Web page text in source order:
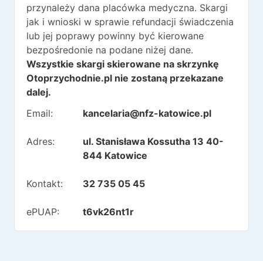
przynależy dana placówka medyczna. Skargi
jak i wnioski w sprawie refundacji świadczenia
lub jej poprawy powinny być kierowane
bezpośredonie na podane niżej dane.
Wszystkie skargi skierowane na skrzynkę
Otoprzychodnie.pl nie zostaną przekazane
dalej.
Email:
kancelaria@nfz-katowice.pl
Adres:
ul. Stanisława Kossutha 13 40-
844 Katowice
Kontakt: 32 735 05 45
ePUAP: t6vk26nt1r